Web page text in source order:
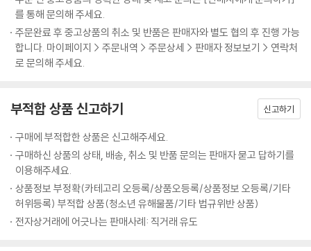
를 통해 문의해 주세요.
주문완료 후 중고상품의 취소 및 반품은 판매자와 별도 협의 후 진행 가능
합니다. 마이페이지 > 주문내역 > 주문상세 > 판매자 정보보기 > 연락처
로 문의해 주세요.
부적합 상품 신고하기 신고하기
구매에 부적합한 상품은 신고해주세요.
구매하신 상품의 상태, 배송, 취소 및 반품 문의는 판매자 묻고 답하기를
이용해주세요.
상품정보 부정확(카테고리 오등록/상품오등록/상품정보 오등록/기타
허위등록) 부적합 상품(청소년 유해물품/기타 법규위반 상품)
전자상거래에 어긋나는 판매사례: 직거래 유도